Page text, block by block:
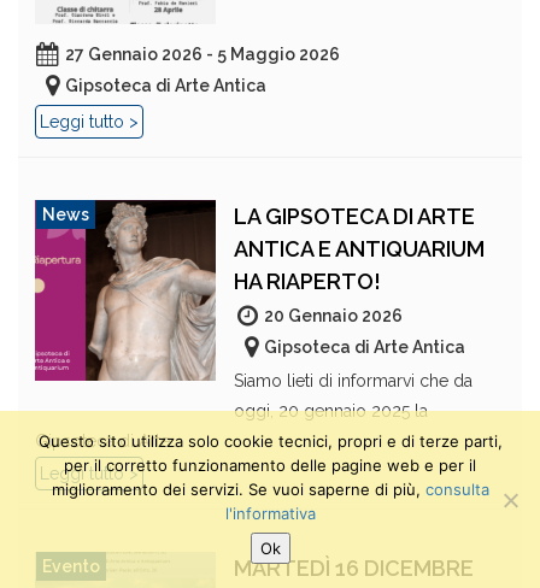
27 Gennaio 2026 - 5 Maggio 2026
Gipsoteca di Arte Antica
Leggi tutto >
News
LA GIPSOTECA DI ARTE
ANTICA E ANTIQUARIUM
HA RIAPERTO!
20 Gennaio 2026
Gipsoteca di Arte Antica
Siamo lieti di informarvi che da
oggi, 20 gennaio 2025 la
Gipsoteca di Arte...
Leggi tutto >
Evento MARTEDÌ 16 DICEMBRE
Questo sito utilizza solo cookie tecnici, propri e di terze parti,
per il corretto funzionamento delle pagine web e per il
miglioramento dei servizi. Se vuoi saperne di più, consulta
l'informativa
Ok